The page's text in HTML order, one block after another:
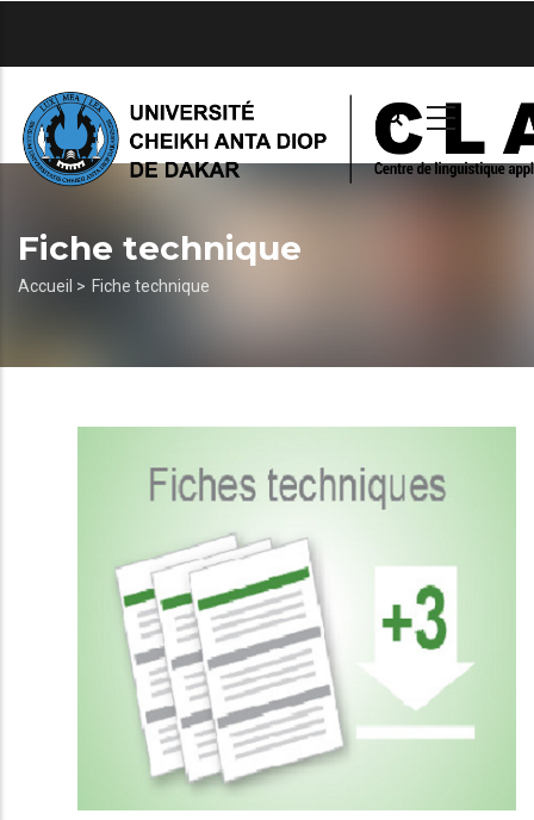
principal
Fiche technique
Fil
Accueil > Fiche technique